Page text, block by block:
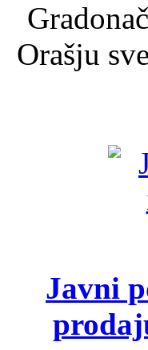
Orašju
Javni